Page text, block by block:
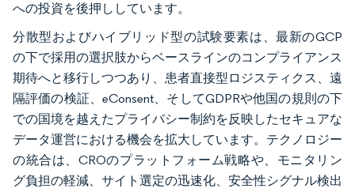
への投資を後押ししています。
分散型およびハイブリッド型の試験要素は、最新のGCP
の下で採用の選択肢からベースラインのコンプライアンス
期待へと移行しつつあり、患者直接型ロジスティクス、遠
隔評価の検証、eConsent、そしてGDPRや他国の規則の下
での国境を越えたプライバシー制約を反映したセキュアな
データ運営における機会を拡大しています。テクノロジー
の統合は、CROのプラットフォーム戦略や、モニタリン
グ負担の軽減、サイト選定の迅速化、安全性シグナル検出